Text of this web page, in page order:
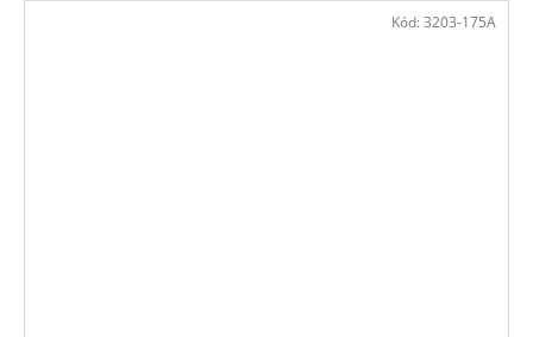
Kód: 3203-175A